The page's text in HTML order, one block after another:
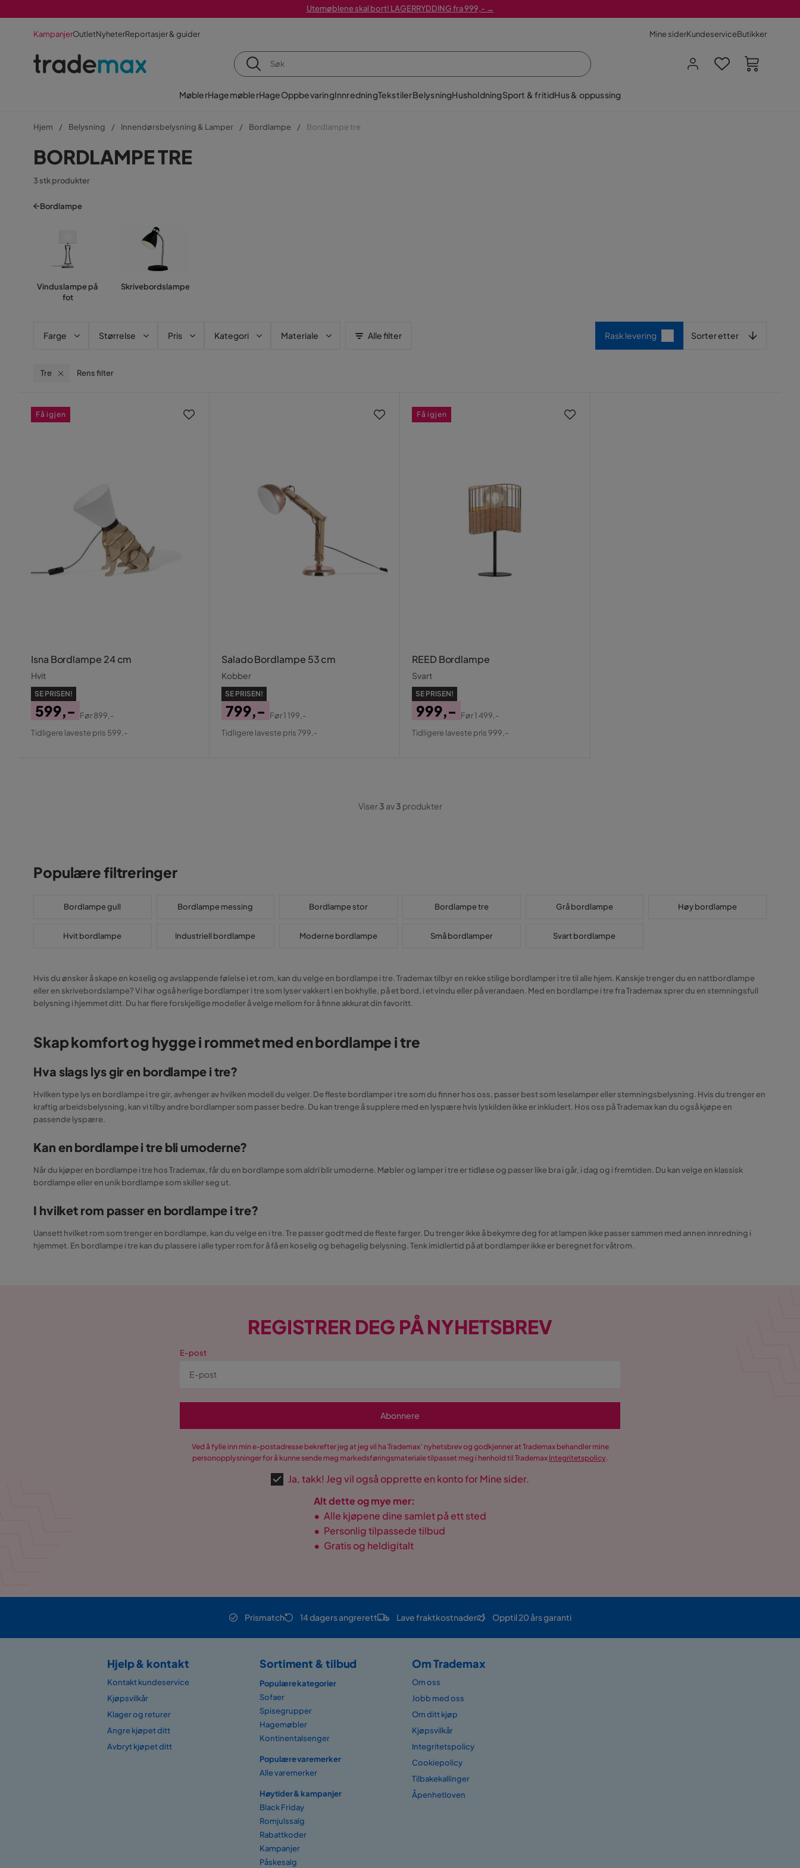
Utemøblene skal bort! LAGERRYDDING fra 999,- →
KampanjerOutletNyheterReportasjer & guider Mine siderKundeserviceButikker
MøblerHagemøblerHageOppbevaringInnredningTekstilerBelysningHusholdningSport & fritidHus & oppussing
Hjem Belysning Innendørsbelysning & Lamper Bordlampe Bordlampe tre
BORDLAMPE TRE
3 stk produkter
Bordlampe
Vinduslampe på
fot
Skrivebordslampe
Farge Størrelse Pris Kategori Materiale Alle filter Rask levering Sorter etter
Tre Rens filter
Isna Bordlampe 24 cm
Hvit
SE PRISEN!
Pris
599,-
Original
Før899,-
Tidligere laveste pris 599,-
Få igjen
Salado Bordlampe 53 cm
Kobber
SE PRISEN!
Pris
799,-
Original
Før1 199,-
Tidligere laveste pris 799,-
REED Bordlampe
Svart
SE PRISEN!
Pris
999,-
Original
Før1 499,-
Tidligere laveste pris 999,-
Få igjen
Viser3 av3 produkter
Populære filtreringer
Bordlampe gull Bordlampe messing Bordlampe stor Bordlampe tre Grå bordlampe Høy bordlampe
Hvit bordlampe Industriell bordlampe Moderne bordlampe Små bordlamper Svart bordlampe
Hvis du ønsker å skape en koselig og avslappende følelse i et rom, kan du velge en bordlampe i tre. Trademax tilbyr en rekke stilige bordlamper i tre til alle hjem. Kanskje trenger du en nattbordlampe
eller en skrivebordslampe? Vi har også herlige bordlamper i tre som lyser vakkert i en bokhylle, på et bord, i et vindu eller på verandaen. Med en bordlampe i tre fra Trademax sprer du en stemningsfull
belysning i hjemmet ditt. Du har flere forskjellige modeller å velge mellom for å finne akkurat din favoritt.
Skap komfort og hygge i rommet med en bordlampe i tre
Hva slags lys gir en bordlampe i tre?
Hvilken type lys en bordlampe i tre gir, avhenger av hvilken modell du velger. De fleste bordlamper i tre som du finner hos oss, passer best som leselamper eller stemningsbelysning. Hvis du trenger en
kraftig arbeidsbelysning, kan vi tilby andre bordlamper som passer bedre. Du kan trenge å supplere med en lyspære hvis lyskilden ikke er inkludert. Hos oss på Trademax kan du også kjøpe en
passende lyspære.
Kan en bordlampe i tre bli umoderne?
Når du kjøper en bordlampe i tre hos Trademax, får du en bordlampe som aldri blir umoderne. Møbler og lamper i tre er tidløse og passer like bra i går, i dag og i fremtiden. Du kan velge en klassisk
bordlampe eller en unik bordlampe som skiller seg ut.
I hvilket rom passer en bordlampe i tre?
Uansett hvilket rom som trenger en bordlampe, kan du velge en i tre. Tre passer godt med de fleste farger. Du trenger ikke å bekymre deg for at lampen ikke passer sammen med annen innredning i
hjemmet. En bordlampe i tre kan du plassere i alle typer rom for å få en koselig og behagelig belysning. Tenk imidlertid på at bordlamper ikke er beregnet for våtrom.
REGISTRER DEG PÅ NYHETSBREV
E-post
Abonnere
Ved å fylle inn min e-postadresse bekrefter jeg at jeg vil ha Trademax’ nyhetsbrev og godkjenner at Trademax behandler mine
personopplysninger for å kunne sende meg markedsføringsmateriale tilpasset meg i henhold til Trademax Integritetspolicy.
Ja, takk! Jeg vil også opprette en konto for Mine sider.
Alt dette og mye mer:
• Alle kjøpene dine samlet på ett sted
• Personlig tilpassede tilbud
• Gratis og heldigitalt
Prismatch 14 dagers angrerett Lave fraktkostnader Opptil 20 års garanti
Hjelp & kontakt
Kontakt kundeservice
Kjøpsvilkår
Klager og returer
Angre kjøpet ditt
Avbryt kjøpet ditt
Sortiment & tilbud
Populære kategorier
Sofaer
Spisegrupper
Hagemøbler
Kontinentalsenger
Populære varemerker
Alle varemerker
Høytider & kampanjer
Black Friday
Romjulssalg
Rabattkoder
Kampanjer
Påskesalg
Om Trademax
Om oss
Jobb med oss
Om ditt kjøp
Kjøpsvilkår
Integritetspolicy
Cookiepolicy
Tilbakekallinger
Åpenhetloven